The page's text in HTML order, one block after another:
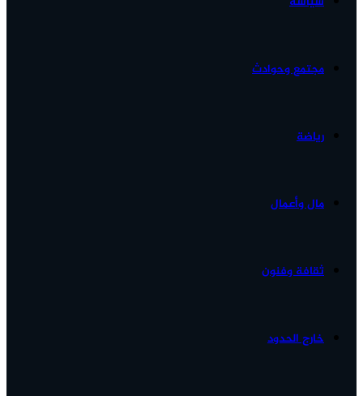
مجتمع وحوادث
رياضة
مال وأعمال
ثقافة وفنون
خارج الحدود